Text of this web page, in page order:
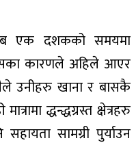
एक दशकको समयमा
कारणले अहिले आएर
उनीहरु खाना र बासकै
द्धन्द्धग्रस्त क्षेत्रहरु
सामग्री पुर्याउन